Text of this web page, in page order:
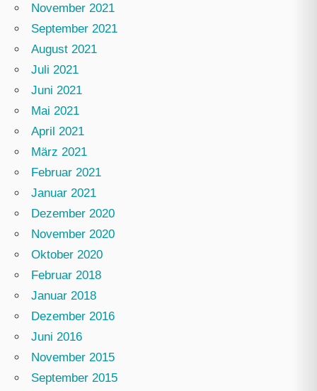
November 2021
September 2021
August 2021
Juli 2021
Juni 2021
Mai 2021
April 2021
März 2021
Februar 2021
Januar 2021
Dezember 2020
November 2020
Oktober 2020
Februar 2018
Januar 2018
Dezember 2016
Juni 2016
November 2015
September 2015